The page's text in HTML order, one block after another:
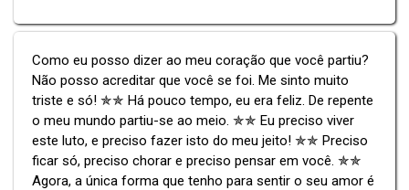
Como eu posso dizer ao meu coração que você partiu?
Não posso acreditar que você se foi. Me sinto muito
triste e só! ✯✯ Há pouco tempo, eu era feliz. De repente
o meu mundo partiu-se ao meio. ✯✯ Eu preciso viver
este luto, e preciso fazer isto do meu jeito! ✯✯ Preciso
ficar só, preciso chorar e preciso pensar em você. ✯✯
Agora, a única forma que tenho para sentir o seu amor é